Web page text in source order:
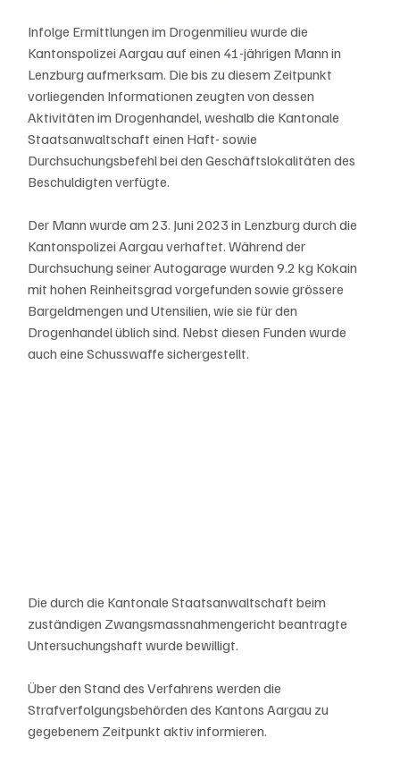
Infolge Ermittlungen im Drogenmilieu wurde die
Kantonspolizei Aargau auf einen 41-jährigen Mann in
Lenzburg aufmerksam. Die bis zu diesem Zeitpunkt
vorliegenden Informationen zeugten von dessen
Aktivitäten im Drogenhandel, weshalb die Kantonale
Staatsanwaltschaft einen Haft- sowie
Durchsuchungsbefehl bei den Geschäftslokalitäten des
Beschuldigten verfügte.
Der Mann wurde am 23. Juni 2023 in Lenzburg durch die
Kantonspolizei Aargau verhaftet. Während der
Durchsuchung seiner Autogarage wurden 9.2 kg Kokain
mit hohen Reinheitsgrad vorgefunden sowie grössere
Bargeldmengen und Utensilien, wie sie für den
Drogenhandel üblich sind. Nebst diesen Funden wurde
auch eine Schusswaffe sichergestellt.
Die durch die Kantonale Staatsanwaltschaft beim
zuständigen Zwangsmassnahmengericht beantragte
Untersuchungshaft wurde bewilligt.
Über den Stand des Verfahrens werden die
Strafverfolgungsbehörden des Kantons Aargau zu
gegebenem Zeitpunkt aktiv informieren.